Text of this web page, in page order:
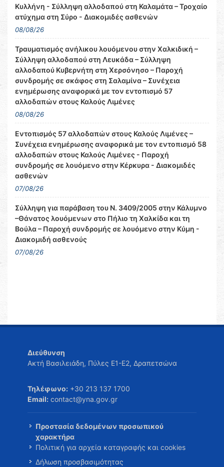
Κυλλήνη - Σύλληψη αλλοδαπού στη Καλαμάτα – Τροχαίο
ατύχημα στη Σύρο - Διακομιδές ασθενών
08/08/26
Τραυματισμός ανήλικου λουόμενου στην Χαλκιδική –
Σύλληψη αλλοδαπού στη Λευκάδα – Σύλληψη
αλλοδαπού Κυβερνήτη στη Χερσόνησο – Παροχή
συνδρομής σε σκάφος στη Σαλαμίνα – Συνέχεια
ενημέρωσης αναφορικά με τον εντοπισμό 57
αλλοδαπών στους Καλούς Λιμένες
08/08/26
Εντοπισμός 57 αλλοδαπών στους Καλούς Λιμένες –
Συνέχεια ενημέρωσης αναφορικά με τον εντοπισμό 58
αλλοδαπών στους Καλούς Λιμένες - Παροχή
συνδρομής σε λουόμενο στην Κέρκυρα - Διακομιδές
ασθενών
07/08/26
Σύλληψη για παράβαση του Ν. 3409/2005 στην Κάλυμνο
–Θάνατος λουόμενων στο Πήλιο τη Χαλκίδα και τη
Βούλα – Παροχή συνδρομής σε λουόμενο στην Κύμη -
Διακομιδή ασθενούς
07/08/26
Διεύθυνση
Ακτή Βασιλειάδη, Πύλες Ε1-Ε2, Δραπετσώνα
Τηλέφωνο: +30 213 137 1700
Email: contact@yna.gov.gr
Προστασία δεδομένων προσωπικού
χαρακτήρα
Πολιτική για αρχεία καταγραφής και cookies
Δήλωση προσβασιμότητας